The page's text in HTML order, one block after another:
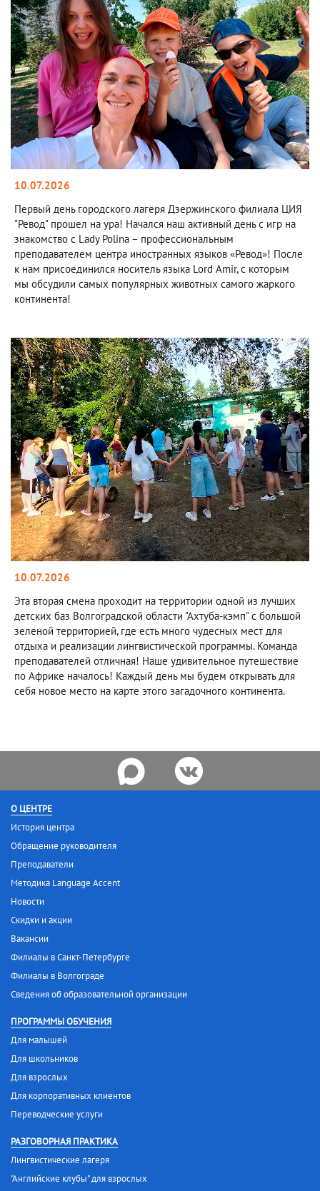
10.07.2026
Первый день городского лагеря Дзержинского филиала ЦИЯ
"Ревод" прошел на ура! Начался наш активный день с игр на
знакомство с Lady Polina – профессиональным
преподавателем центра иностранных языков «Ревод»! После
к нам присоединился носитель языка Lord Amir, с которым
мы обсудили самых популярных животных самого жаркого
континента!
10.07.2026
Эта вторая смена проходит на территории одной из лучших
детских баз Волгоградской области "Ахтуба-кэмп" с большой
зеленой территорией, где есть много чудесных мест для
отдыха и реализации лингвистической программы. Команда
преподавателей отличная! Наше удивительное путешествие
по Африке началось! Каждый день мы будем открывать для
себя новое место на карте этого загадочного континента.
О ЦЕНТРЕ
История центра
Обращение руководителя
Преподаватели
Методика Language Accent
Новости
Скидки и акции
Вакансии
Филиалы в Санкт-Петербурге
Филиалы в Волгограде
Сведения об образовательной организации
ПРОГРАММЫ ОБУЧЕНИЯ
Для малышей
Для школьников
Для взрослых
Для корпоративных клиентов
Переводческие услуги
РАЗГОВОРНАЯ ПРАКТИКА
Лингвистические лагеря
"Английские клубы" для взрослых